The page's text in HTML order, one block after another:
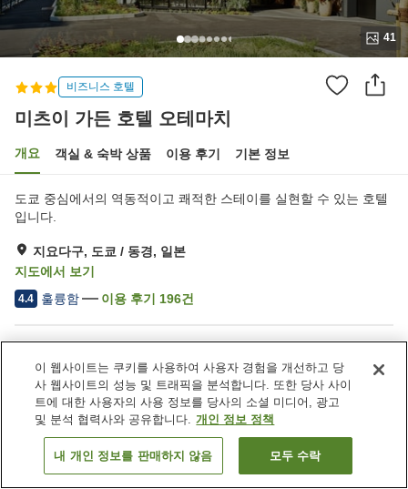
41
비즈니스 호텔
미츠이 가든 호텔 오테마치
개요 객실 & 숙박 상품 이용 후기 기본 정보
도쿄 중심에서의 역동적이고 쾌적한 스테이를 실현할 수 있는 호텔
입니다.
지요다구, 도쿄 / 동경, 일본
지도에서 보기
4.4 훌륭함 이용 후기 196건
Wi-Fi
레스토랑
세탁 설비
공용 전자레인지
객실 보기
이 웹사이트는 쿠키를 사용하여 사용자 경험을 개선하고 당
사 웹사이트의 성능 및 트래픽을 분석합니다. 또한 당사 사이
트에 대한 사용자의 사용 정보를 당사의 소셜 미디어, 광고
및 분석 협력사와 공유합니다. 개인 정보 정책
내 개인 정보를 판매하지 않음 모두 수락